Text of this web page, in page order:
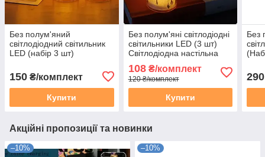
Без полум'яний
світлодіодний світильник
LED (набір 3 шт)
Чайна Свічка нічник
світильник
150 ₴/комплект
Купити
Без полум'яні світлодіодні
світильники LED (3 шт)
Світлодіодна настільна
світильник
108₴/комплект
120 ₴/комплект
Купити
Без
290
Акційні пропозиції та новинки
–10% –10%